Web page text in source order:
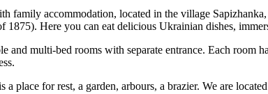
family accommodation, located in the village
1875). Here you can eat delicious Ukrainian dishes,
and multi-bed rooms with separate entrance. Each room
a place for rest, a garden, arbours, a brazier. We are